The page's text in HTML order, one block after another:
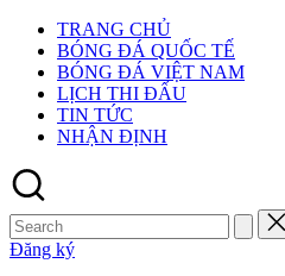
TRANG CHỦ
BÓNG ĐÁ QUỐC TẾ
BÓNG ĐÁ VIỆT NAM
LỊCH THI ĐẤU
TIN TỨC
NHẬN ĐỊNH
Search
for:
Đăng ký